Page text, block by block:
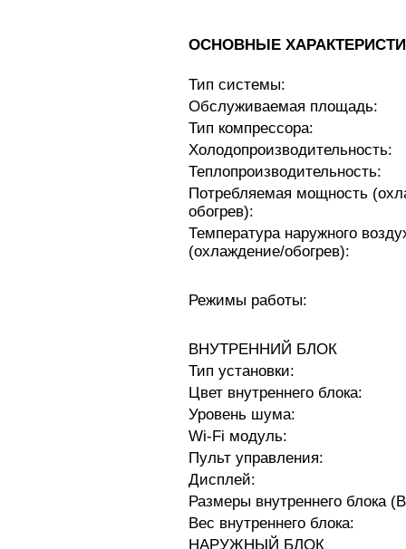
ОСНОВНЫЕ
Тип системы:
Обслуживаемая площадь:
Тип компрессора:
Холодопроизводительность:
Теплопроизводительность:
Потребляемая мощность
обогрев):
Температура наружного
(охлаждение/обогрев):
Режимы работы:
ВНУТРЕННИЙ БЛОК
Тип установки:
Цвет внутреннего блока:
Уровень шума:
Wi-Fi модуль:
Пульт управления:
Дисплей:
Размеры внутреннего блока
Вес внутреннего блока:
НАРУЖНЫЙ БЛОК